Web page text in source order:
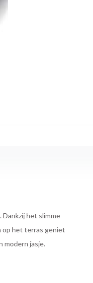
het slimme
op het terras geniet
modern jasje.